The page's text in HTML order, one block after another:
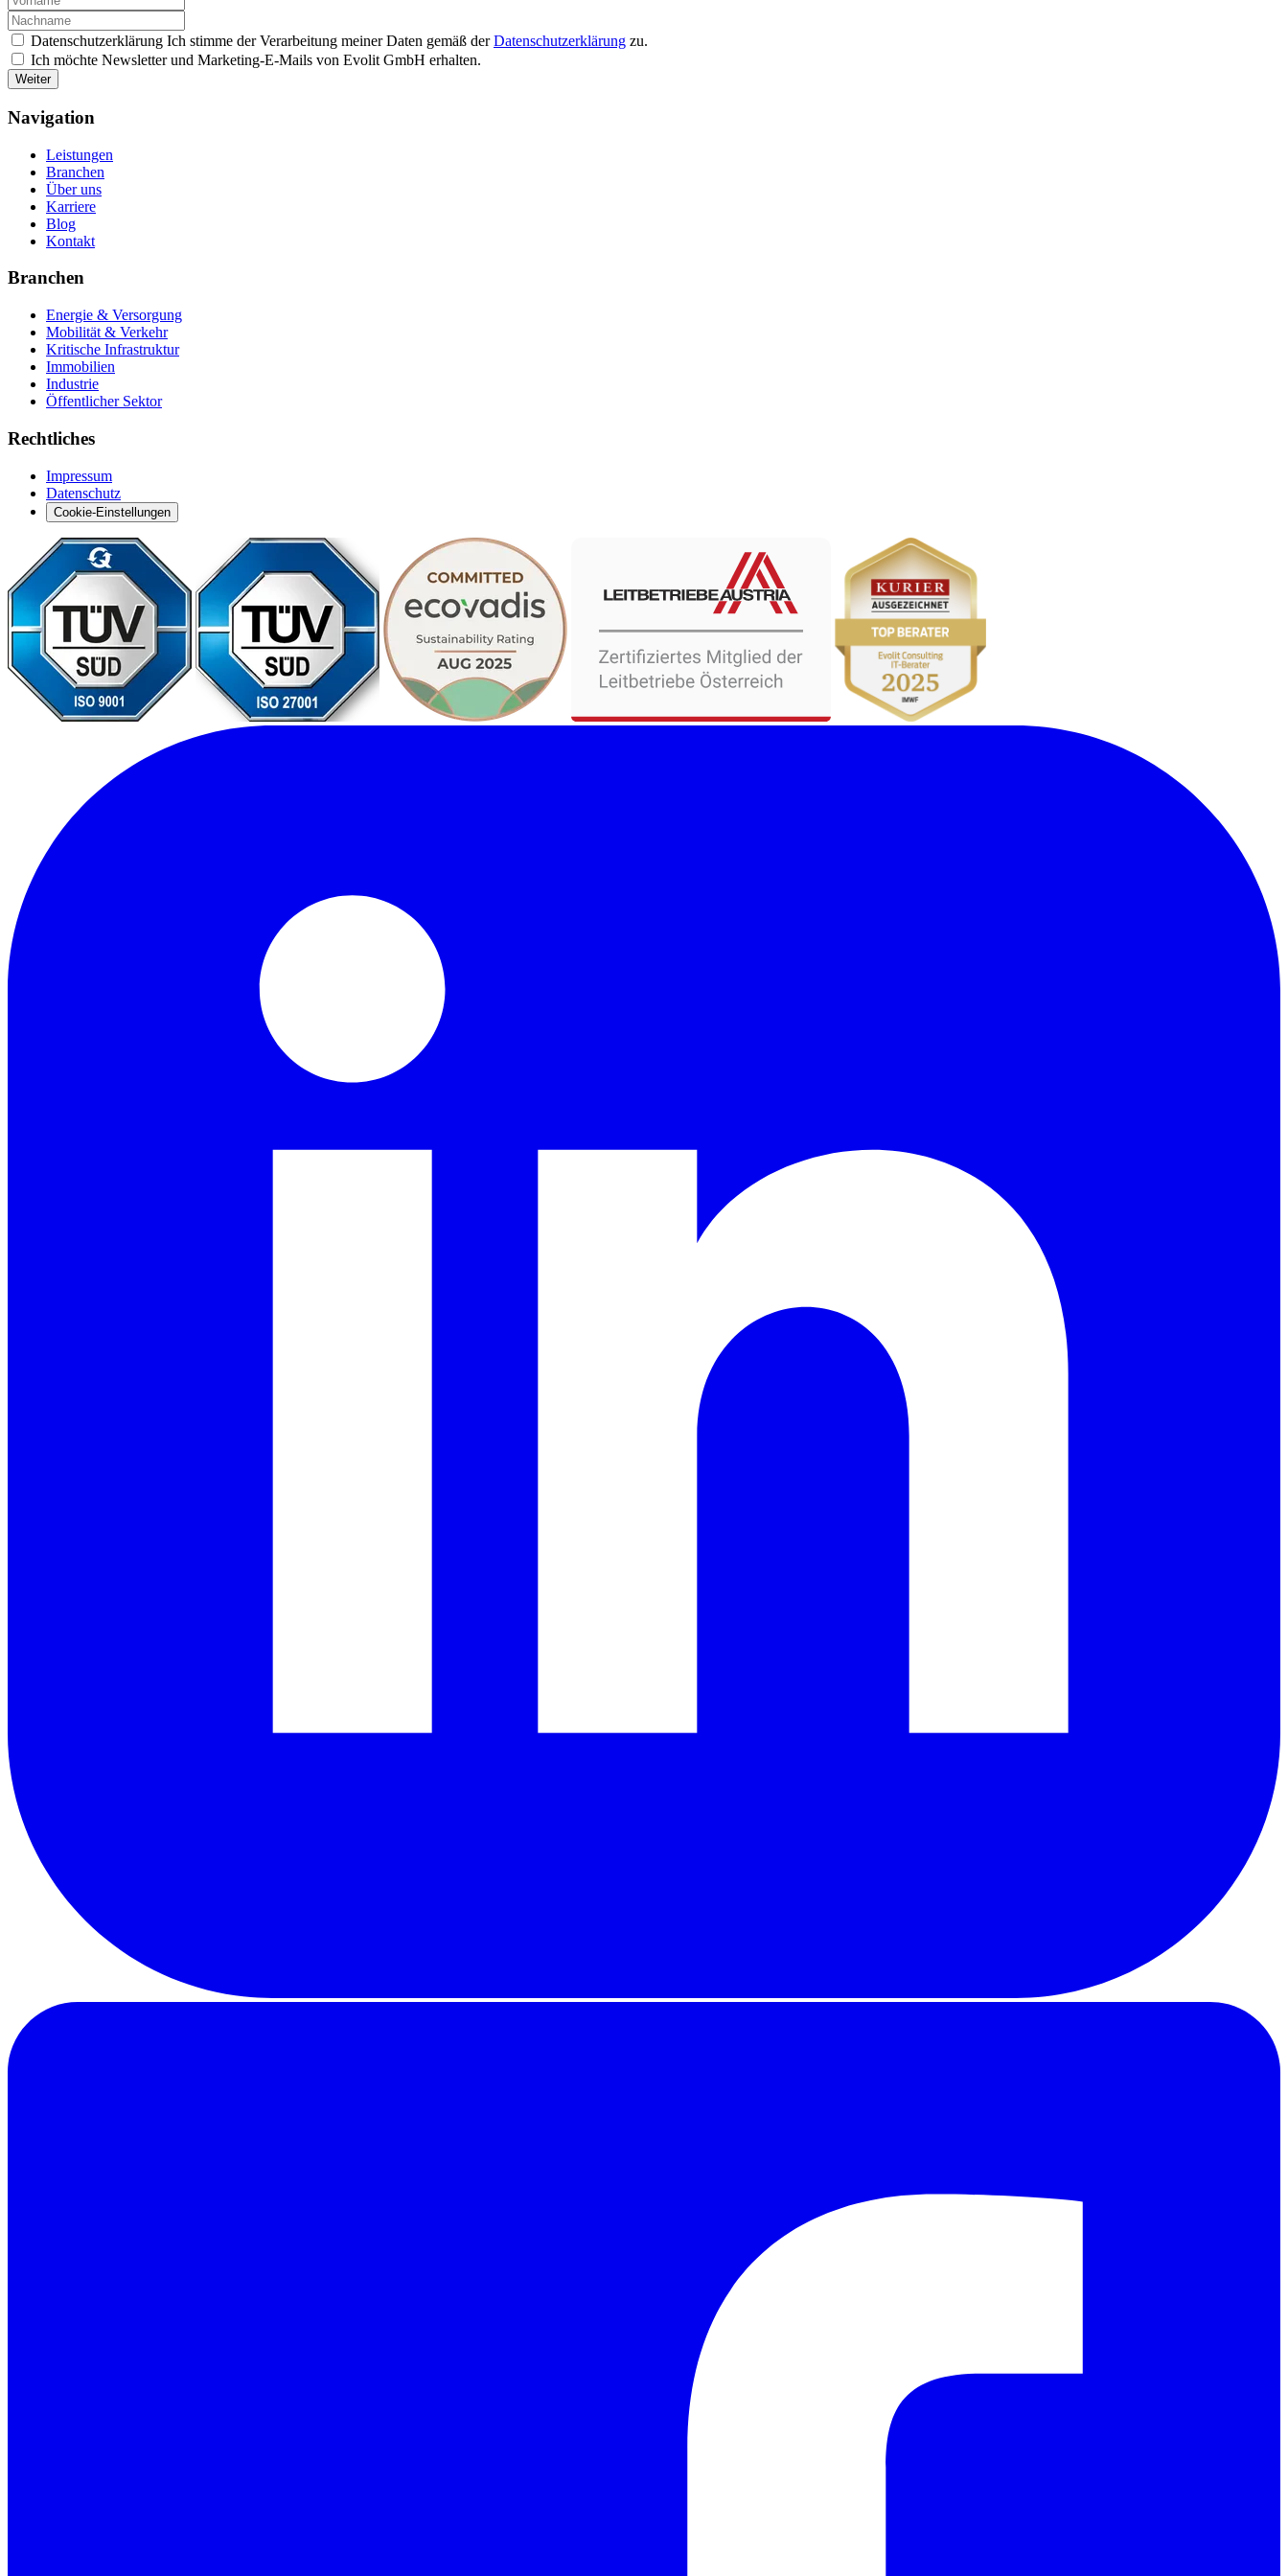
Datenschutzerklärung Ich stimme der Verarbeitung meiner Daten gemäß derDatenschutzerklärung zu.
Ich möchte Newsletter und Marketing-E-Mails von Evolit GmbH erhalten.
Weiter
Navigation
Leistungen
Branchen
Über uns
Karriere
Blog
Kontakt
Branchen
Energie & Versorgung
Mobilität & Verkehr
Kritische Infrastruktur
Immobilien
Industrie
Öffentlicher Sektor
Rechtliches
Impressum
Datenschutz
Cookie-Einstellungen